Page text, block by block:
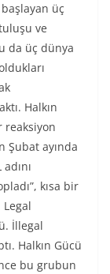
üç
ve
da üç dünya
Halkın
reaksiyon
Şubat ayında
kısa bir
Legal
İllegal
Halkın Gücü
bu grubun